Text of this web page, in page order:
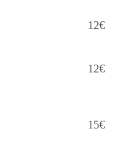
12€
12€
15€